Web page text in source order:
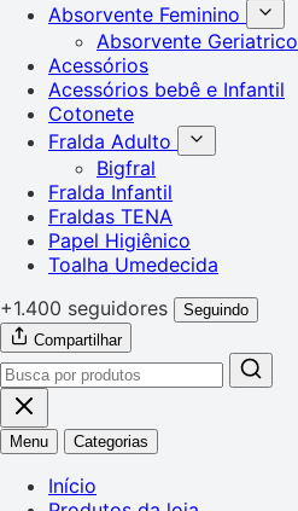
Absorvente Feminino
Absorvente Geriatrico
Acessórios
Acessórios bebê e Infantil
Cotonete
Fralda Adulto
Bigfral
Fralda Infantil
Fraldas TENA
Papel Higiênico
Toalha Umedecida
+1.400 seguidores
Seguindo
Compartilhar
Menu Categorias
Início